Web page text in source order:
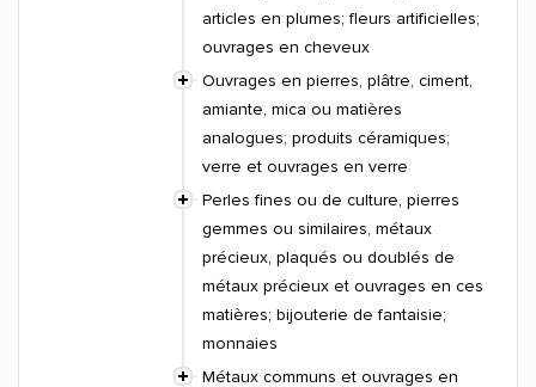
articles en plumes; fleurs artificielles;
ouvrages en cheveux
Ouvrages en pierres, plâtre, ciment,
amiante, mica ou matières
analogues; produits céramiques;
verre et ouvrages en verre
Perles fines ou de culture, pierres
gemmes ou similaires, métaux
précieux, plaqués ou doublés de
métaux précieux et ouvrages en ces
matières; bijouterie de fantaisie;
monnaies
Métaux communs et ouvrages en